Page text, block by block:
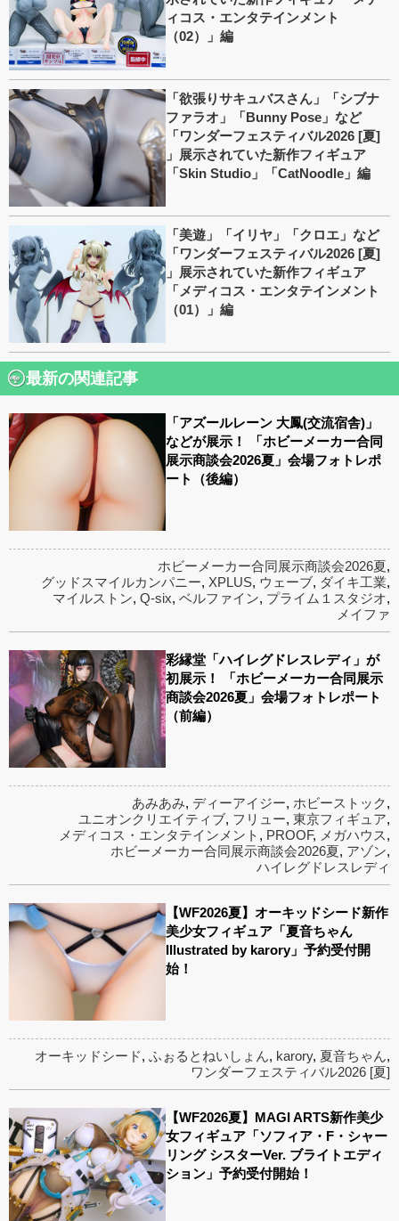
ィコス・エンタテインメント
（02）」編
「欲張りサキュバスさん」「シブナ
ファラオ」「Bunny Pose」など
「ワンダーフェスティバル2026 [夏]
」展示されていた新作フィギュア
「Skin Studio」「CatNoodle」編
「美遊」「イリヤ」「クロエ」など
「ワンダーフェスティバル2026 [夏]
」展示されていた新作フィギュア
「メディコス・エンタテインメント
（01）」編
最新の関連記事
「アズールレーン 大鳳(交流宿舎)」
などが展示！ 「ホビーメーカー合同
展示商談会2026夏」会場フォトレポ
ート（後編）
ホビーメーカー合同展示商談会2026夏,
グッドスマイルカンパニー, XPLUS, ウェーブ, ダイキ工業,
マイルストン, Q-six, ベルファイン, プライム１スタジオ,
メイファ
彩縁堂「ハイレグドレスレディ」が
初展示！ 「ホビーメーカー合同展示
商談会2026夏」会場フォトレポート
（前編）
あみあみ, ディーアイジー, ホビーストック,
ユニオンクリエイティブ, フリュー, 東京フィギュア,
メディコス・エンタテインメント , PROOF, メガハウス,
ホビーメーカー合同展示商談会2026夏, アゾン,
ハイレグドレスレディ
【WF2026夏】オーキッドシード新作
美少女フィギュア「夏音ちゃん
Illustrated by karory」予約受付開
始！
オーキッドシード, ふぉるとねいしょん, karory, 夏音ちゃん,
ワンダーフェスティバル2026 [夏]
【WF2026夏】MAGI ARTS新作美少
女フィギュア「ソフィア・F・シャー
リング シスターVer. ブライトエディ
ション」予約受付開始！